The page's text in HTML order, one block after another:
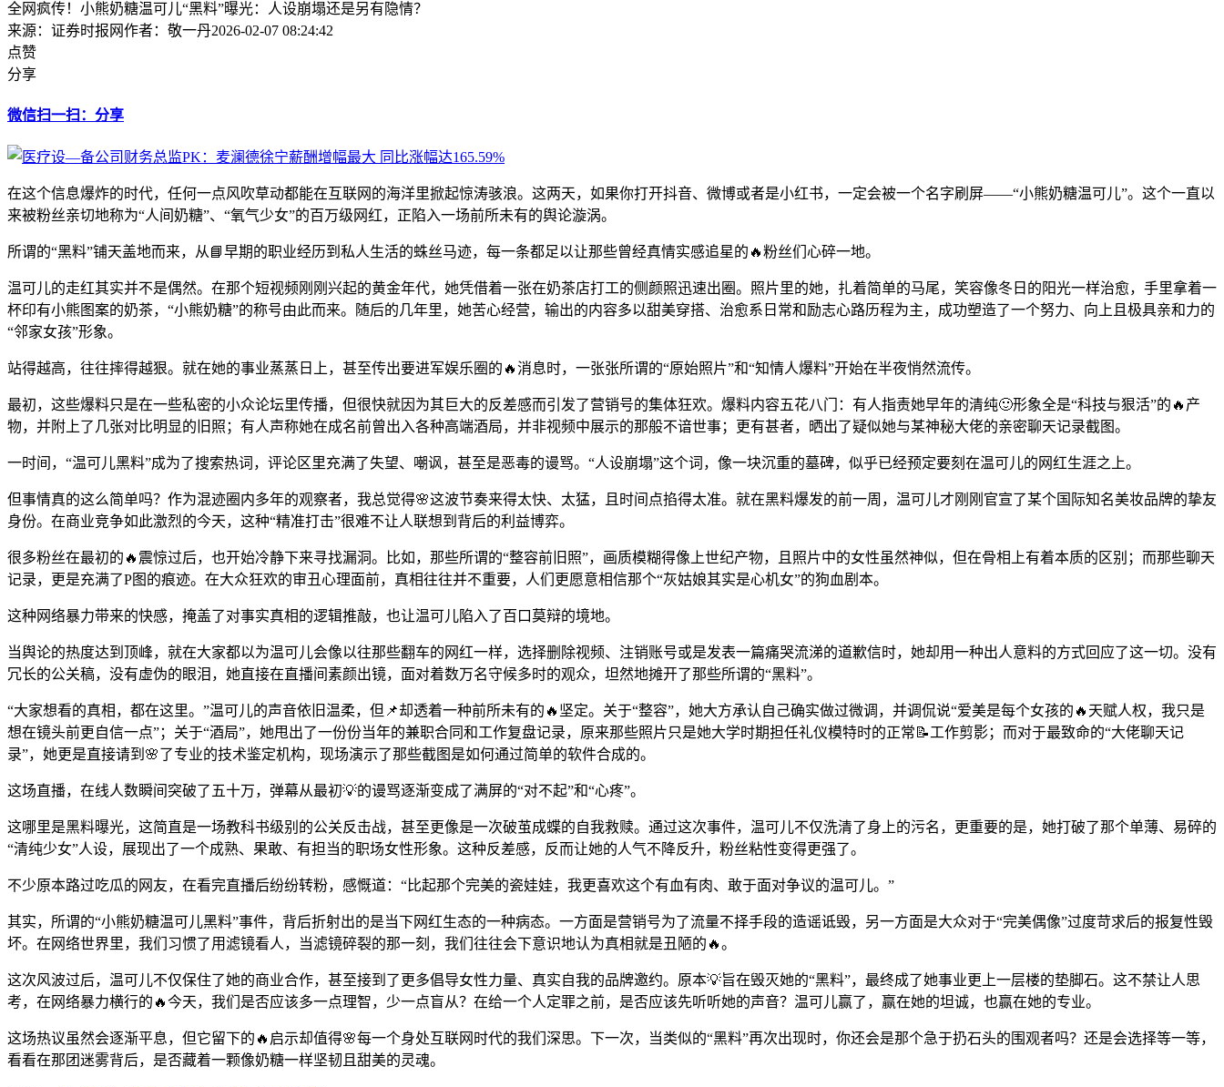
全网疯传！小熊奶糖温可儿“黑料”曝光：人设崩塌还是另有隐情？
来源：证券时报网作者：敬一丹2026-02-07 08:24:42
点赞
分享
微信扫一扫：分享
在这个信息爆炸的时代，任何一点风吹草动都能在互联网的海洋里掀起惊涛骇浪。这两天，如果你打开抖音、微博或者是小红书，一定会被一个名字刷屏——“小熊奶糖温可儿”。这个一直以
来被粉丝亲切地称为“人间奶糖”、“氧气少女”的百万级网红，正陷入一场前所未有的舆论漩涡。
所谓的“黑料”铺天盖地而来，从📘早期的职业经历到私人生活的蛛丝马迹，每一条都足以让那些曾经真情实感追星的🔥粉丝们心碎一地。
温可儿的走红其实并不是偶然。在那个短视频刚刚兴起的黄金年代，她凭借着一张在奶茶店打工的侧颜照迅速出圈。照片里的她，扎着简单的马尾，笑容像冬日的阳光一样治愈，手里拿着一
杯印有小熊图案的奶茶，“小熊奶糖”的称号由此而来。随后的几年里，她苦心经营，输出的内容多以甜美穿搭、治愈系日常和励志心路历程为主，成功塑造了一个努力、向上且极具亲和力的
“邻家女孩”形象。
站得越高，往往摔得越狠。就在她的事业蒸蒸日上，甚至传出要进军娱乐圈的🔥消息时，一张张所谓的“原始照片”和“知情人爆料”开始在半夜悄然流传。
最初，这些爆料只是在一些私密的小众论坛里传播，但很快就因为其巨大的反差感而引发了营销号的集体狂欢。爆料内容五花八门：有人指责她早年的清纯🙂形象全是“科技与狠活”的🔥产
物，并附上了几张对比明显的旧照；有人声称她在成名前曾出入各种高端酒局，并非视频中展示的那般不谙世事；更有甚者，晒出了疑似她与某神秘大佬的亲密聊天记录截图。
一时间，“温可儿黑料”成为了搜索热词，评论区里充满了失望、嘲讽，甚至是恶毒的谩骂。“人设崩塌”这个词，像一块沉重的墓碑，似乎已经预定要刻在温可儿的网红生涯之上。
但事情真的这么简单吗？作为混迹圈内多年的观察者，我总觉得🌸这波节奏来得太快、太猛，且时间点掐得太准。就在黑料爆发的前一周，温可儿才刚刚官宣了某个国际知名美妆品牌的挚友
身份。在商业竞争如此激烈的今天，这种“精准打击”很难不让人联想到背后的利益博弈。
很多粉丝在最初的🔥震惊过后，也开始冷静下来寻找漏洞。比如，那些所谓的“整容前旧照”，画质模糊得像上世纪产物，且照片中的女性虽然神似，但在骨相上有着本质的区别；而那些聊天
记录，更是充满了P图的痕迹。在大众狂欢的审丑心理面前，真相往往并不重要，人们更愿意相信那个“灰姑娘其实是心机女”的狗血剧本。
这种网络暴力带来的快感，掩盖了对事实真相的逻辑推敲，也让温可儿陷入了百口莫辩的境地。
当舆论的热度达到顶峰，就在大家都以为温可儿会像以往那些翻车的网红一样，选择删除视频、注销账号或是发表一篇痛哭流涕的道歉信时，她却用一种出人意料的方式回应了这一切。没有
冗长的公关稿，没有虚伪的眼泪，她直接在直播间素颜出镜，面对着数万名守候多时的观众，坦然地摊开了那些所谓的“黑料”。
“大家想看的真相，都在这里。”温可儿的声音依旧温柔，但📌却透着一种前所未有的🔥坚定。关于“整容”，她大方承认自己确实做过微调，并调侃说“爱美是每个女孩的🔥天赋人权，我只是
想在镜头前更自信一点”；关于“酒局”，她甩出了一份份当年的兼职合同和工作复盘记录，原来那些照片只是她大学时期担任礼仪模特时的正常📝工作剪影；而对于最致命的“大佬聊天记
录”，她更是直接请到🌸了专业的技术鉴定机构，现场演示了那些截图是如何通过简单的软件合成的。
这场直播，在线人数瞬间突破了五十万，弹幕从最初💡的谩骂逐渐变成了满屏的“对不起”和“心疼”。
这哪里是黑料曝光，这简直是一场教科书级别的公关反击战，甚至更像是一次破茧成蝶的自我救赎。通过这次事件，温可儿不仅洗清了身上的污名，更重要的是，她打破了那个单薄、易碎的
“清纯少女”人设，展现出了一个成熟、果敢、有担当的职场女性形象。这种反差感，反而让她的人气不降反升，粉丝粘性变得更强了。
不少原本路过吃瓜的网友，在看完直播后纷纷转粉，感慨道：“比起那个完美的瓷娃娃，我更喜欢这个有血有肉、敢于面对争议的温可儿。”
其实，所谓的“小熊奶糖温可儿黑料”事件，背后折射出的是当下网红生态的一种病态。一方面是营销号为了流量不择手段的造谣诋毁，另一方面是大众对于“完美偶像”过度苛求后的报复性毁
坏。在网络世界里，我们习惯了用滤镜看人，当滤镜碎裂的那一刻，我们往往会下意识地认为真相就是丑陋的🔥。
这次风波过后，温可儿不仅保住了她的商业合作，甚至接到了更多倡导女性力量、真实自我的品牌邀约。原本💡旨在毁灭她的“黑料”，最终成了她事业更上一层楼的垫脚石。这不禁让人思
考，在网络暴力横行的🔥今天，我们是否应该多一点理智，少一点盲从？在给一个人定罪之前，是否应该先听听她的声音？温可儿赢了，赢在她的坦诚，也赢在她的专业。
这场热议虽然会逐渐平息，但它留下的🔥启示却值得🌸每一个身处互联网时代的我们深思。下一次，当类似的“黑料”再次出现时，你还会是那个急于扔石头的围观者吗？还是会选择等一等，
看看在那团迷雾背后，是否藏着一颗像奶糖一样坚韧且甜美的灵魂。